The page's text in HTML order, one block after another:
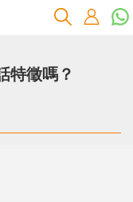
特徵嗎？